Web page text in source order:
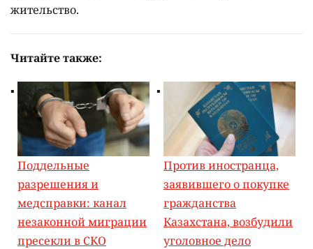
жительство.
Читайте также:
Поддельные
разрешения и
медсправки: канал
незаконной миграции
пресекли в СКО
Против иностранца,
заявившего о покупке
гражданства
Казахстана, возбудили
уголовное дело